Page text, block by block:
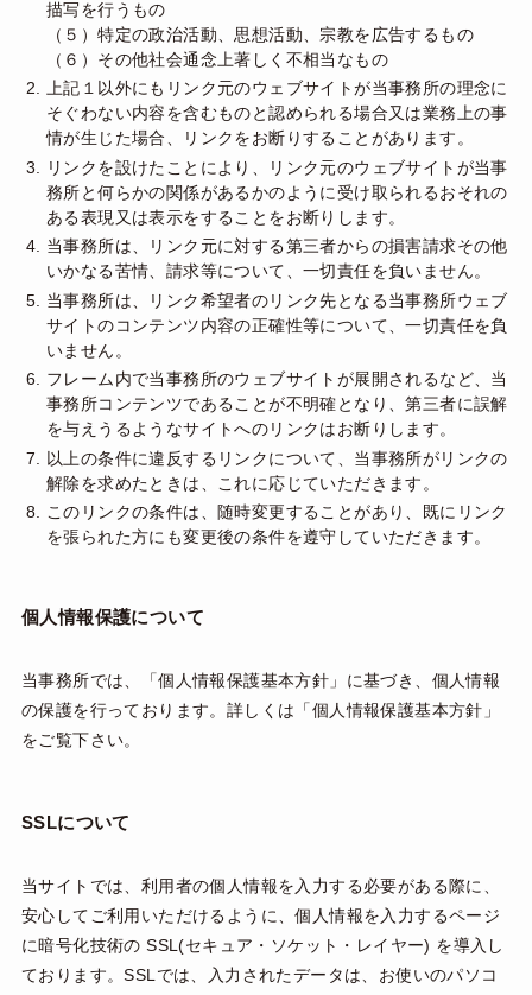
描写を行うもの
（５）特定の政治活動、思想活動、宗教を広告するもの
（６）その他社会通念上著しく不相当なもの
上記１以外にもリンク元のウェブサイトが当事務所の理念に
そぐわない内容を含むものと認められる場合又は業務上の事
情が生じた場合、リンクをお断りすることがあります。
リンクを設けたことにより、リンク元のウェブサイトが当事
務所と何らかの関係があるかのように受け取られるおそれの
ある表現又は表示をすることをお断りします。
当事務所は、リンク元に対する第三者からの損害請求その他
いかなる苦情、請求等について、一切責任を負いません。
当事務所は、リンク希望者のリンク先となる当事務所ウェブ
サイトのコンテンツ内容の正確性等について、一切責任を負
いません。
フレーム内で当事務所のウェブサイトが展開されるなど、当
事務所コンテンツであることが不明確となり、第三者に誤解
を与えうるようなサイトへのリンクはお断りします。
以上の条件に違反するリンクについて、当事務所がリンクの
解除を求めたときは、これに応じていただきます。
このリンクの条件は、随時変更することがあり、既にリンク
を張られた方にも変更後の条件を遵守していただきます。
個人情報保護について
当事務所では、「個人情報保護基本方針」に基づき、個人情報
の保護を行っております。詳しくは「個人情報保護基本方針 」
をご覧下さい。
SSLについて
当サイトでは、利用者の個人情報を入力する必要がある際に、
安心してご利用いただけるように、個人情報を入力するページ
に暗号化技術の SSL(セキュア・ソケット・レイヤー) を導入し
ております。SSLでは、入力されたデータは、お使いのパソコ